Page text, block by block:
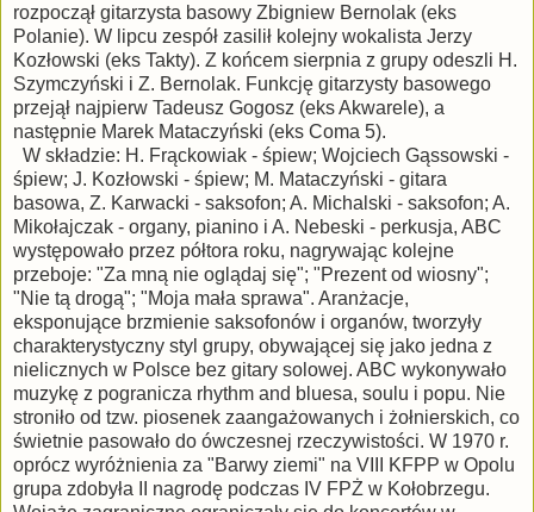
rozpoczął gitarzysta basowy Zbigniew Bernolak (eks
Polanie). W lipcu zespół zasilił kolejny wokalista Jerzy
Kozłowski (eks Takty). Z końcem sierpnia z grupy odeszli H.
Szymczyński i Z. Bernolak. Funkcję gitarzysty basowego
przejął najpierw Tadeusz Gogosz (eks Akwarele), a
następnie Marek Mataczyński (eks Coma 5).
W składzie: H. Frąckowiak - śpiew; Wojciech Gąssowski -
śpiew; J. Kozłowski - śpiew; M. Mataczyński - gitara
basowa, Z. Karwacki - saksofon; A. Michalski - saksofon; A.
Mikołajczak - organy, pianino i A. Nebeski - perkusja, ABC
występowało przez półtora roku, nagrywając kolejne
przeboje: "Za mną nie oglądaj się"; "Prezent od wiosny";
"Nie tą drogą"; "Moja mała sprawa". Aranżacje,
eksponujące brzmienie saksofonów i organów, tworzyły
charakterystyczny styl grupy, obywającej się jako jedna z
nielicznych w Polsce bez gitary solowej. ABC wykonywało
muzykę z pogranicza rhythm and bluesa, soulu i popu. Nie
stroniło od tzw. piosenek zaangażowanych i żołnierskich, co
świetnie pasowało do ówczesnej rzeczywistości. W 1970 r.
oprócz wyróżnienia za "Barwy ziemi" na VIII KFPP w Opolu
grupa zdobyła II nagrodę podczas IV FPŻ w Kołobrzegu.